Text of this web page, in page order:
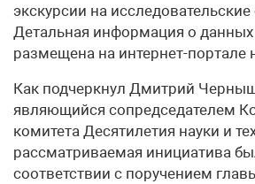
экскурсии на
Детальная информация о
размещена на интернет-портале
Как подчеркнул Дмитрий
являющийся сопредседателем
комитета Десятилетия науки и
рассматриваемая инициатива
соответствии с поручением